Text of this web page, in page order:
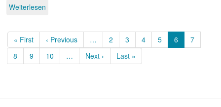
Weiterlesen
Theosis
Seitennummerierung
Erste
Seite
« First
Vorherige
Seite
‹ Previous … Page
2 Page
3 Page
4 Page
5
Aktuelle
Seite
6 Page
7
Page
8 Page
9 Page
10 …
Nächste
Seite
Next ›
Letzte
Seite
Last »